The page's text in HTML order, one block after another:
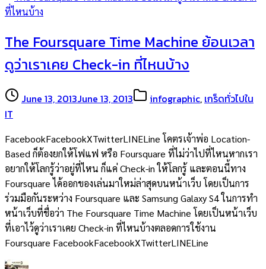
The Foursquare Time Machine ย้อนเวลา
ดูว่าเราเคย Check-in ที่ไหนบ้าง
June 13, 2013June 13, 2013 infographic, เกร็ดทั่วไปใน
IT
FacebookFacebookXTwitterLINELine โคตรเจ้าพ่อ Location-
Based ก็ต้องยกให้โฟแฟ หรือ Foursquare ที่ไม่ว่าไปที่ไหนหากเรา
อยากให้โลกรู้ว่าอยู่ที่ไหน ก็แค่ Check-in ให้โลกรู้ และตอนนี้ทาง
Foursquare ได้ออกของเล่นมาใหม่ล่าสุดบนหน้าเว็บ โดยเป็นการ
ร่วมมือกันระหว่าง Foursquare และ Samsung Galaxy S4 ในการทำ
หน้าเว็บที่ชื่อว่า The Foursquare Time Machine โดยเป็นหน้าเว็บ
ที่เอาไว้ดูว่าเราเคย Check-in ที่ไหนบ้างตลอดการใช้งาน
Foursquare FacebookFacebookXTwitterLINELine